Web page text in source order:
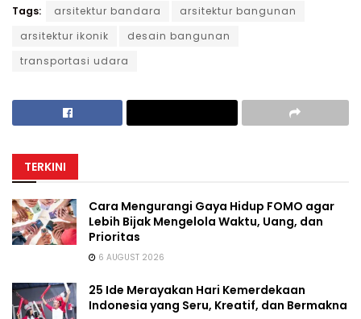
Tags: arsitektur bandara
arsitektur bangunan
arsitektur ikonik
desain bangunan
transportasi udara
TERKINI
Cara Mengurangi Gaya Hidup FOMO agar
Lebih Bijak Mengelola Waktu, Uang, dan
Prioritas
6 AUGUST 2026
25 Ide Merayakan Hari Kemerdekaan
Indonesia yang Seru, Kreatif, dan Bermakna